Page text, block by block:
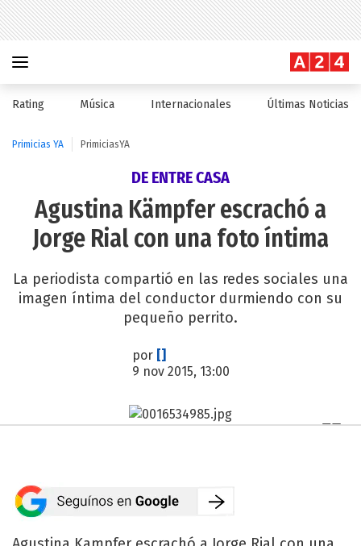
Rating Música Internacionales Últimas Noticias
Primicias YA PrimiciasYA
DE ENTRE CASA
Agustina Kämpfer escrachó a
Jorge Rial con una foto íntima
La periodista compartió en las redes sociales una
imagen íntima del conductor durmiendo con su
pequeño perrito.
por []
9 nov 2015, 13:00